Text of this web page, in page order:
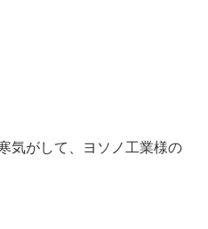
気がして、ヨソノ工業様の